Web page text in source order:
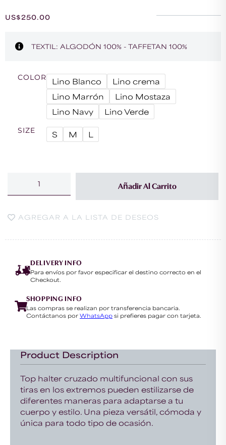
US$250.00
TEXTIL: ALGODÓN 100% - TAFFETAN 100%
COLOR Lino Blanco
Lino crema
Lino Marrón
Lino Mostaza
Lino Navy
Lino Verde
SIZE S M L
Añadir Al Carrito
AGREGAR A LA LISTA DE DESEOS
DELIVERY INFO
Para envíos por favor especificar el destino correcto en el
Checkout.
SHOPPING INFO
Las compras se realizan por transferencia bancaria.
Contáctanos por WhatsApp si prefieres pagar con tarjeta.
Product Description
Top halter cruzado multifuncional con sus
tiras en los extremos pueden estilizarse de
diferentes maneras para adaptarse a tu
cuerpo y estilo. Una pieza versátil, cómoda y
única para todo tipo de ocasión.